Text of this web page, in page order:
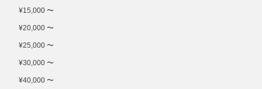
¥15,000 〜
¥20,000 〜
¥25,000 〜
¥30,000 〜
¥40,000 〜